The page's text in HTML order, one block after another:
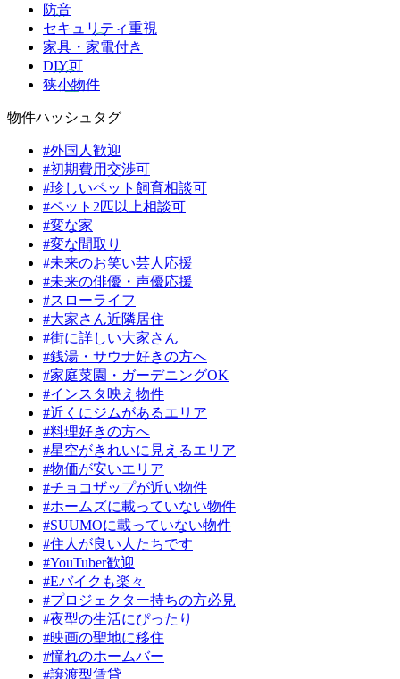
防音
セキュリティ重視
家具・家電付き
DIY可
狭小物件
物件ハッシュタグ
#外国人歓迎
#初期費用交渉可
#珍しいペット飼育相談可
#ペット2匹以上相談可
#変な家
#変な間取り
#未来のお笑い芸人応援
#未来の俳優・声優応援
#スローライフ
#大家さん近隣居住
#街に詳しい大家さん
#銭湯・サウナ好きの方へ
#家庭菜園・ガーデニングOK
#インスタ映え物件
#近くにジムがあるエリア
#料理好きの方へ
#星空がきれいに見えるエリア
#物価が安いエリア
#チョコザップが近い物件
#ホームズに載っていない物件
#SUUMOに載っていない物件
#住人が良い人たちです
#YouTuber歓迎
#Eバイクも楽々
#プロジェクター持ちの方必見
#夜型の生活にぴったり
#映画の聖地に移住
#憧れのホームバー
#譲渡型賃貸